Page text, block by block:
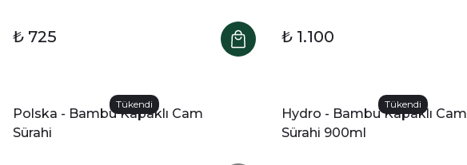
₺ 725 ₺ 1.100
Tükendi
Polska - Bambu Kapaklı Cam
Sürahi
Tükendi
Hydro - Bambu Kapaklı Cam
Sürahi 900ml